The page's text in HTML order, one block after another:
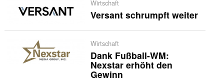
Wirtschaft
Versant schrumpft weiter
Wirtschaft
Dank Fußball-WM:
Nexstar erhöht den
Gewinn